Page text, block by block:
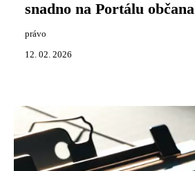
snadno na Portálu občana
právo
12. 02. 2026